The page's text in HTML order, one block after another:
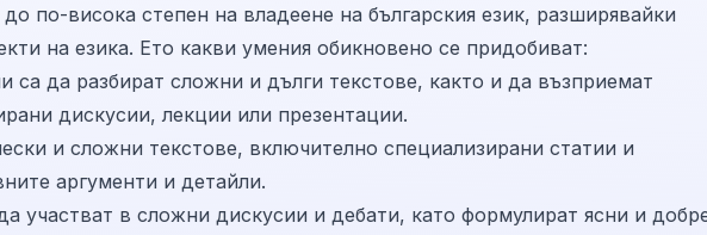
по-висока степен на владеене на българския език, разширявайки
на езика. Ето какви умения обикновено се придобиват:
са да разбират сложни и дълги текстове, както и да възприемат
дискусии, лекции или презентации.
и сложни текстове, включително специализирани статии и
аргументи и детайли.
участват в сложни дискусии и дебати, като формулират ясни и